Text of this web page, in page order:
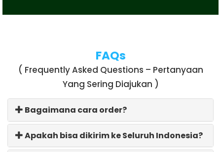
FAQs
( Frequently Asked Questions – Pertanyaan
Yang Sering Diajukan )
Bagaimana cara order?
Apakah bisa dikirim ke Seluruh Indonesia?